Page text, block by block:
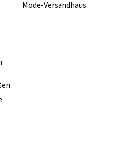
Mode-Versandhaus